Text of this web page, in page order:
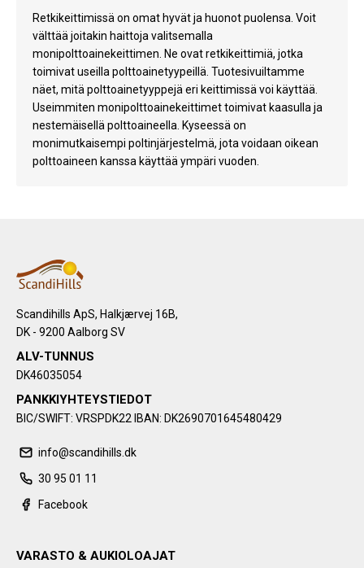
Retkikeittimissä on omat hyvät ja huonot puolensa. Voit
välttää joitakin haittoja valitsemalla
monipolttoainekeittimen. Ne ovat retkikeittimiä, jotka
toimivat useilla polttoainetyypeillä. Tuotesivuiltamme
näet, mitä polttoainetyyppejä eri keittimissä voi käyttää.
Useimmiten monipolttoainekeittimet toimivat kaasulla ja
nestemäisellä polttoaineella. Kyseessä on
monimutkaisempi poltinjärjestelmä, jota voidaan oikean
polttoaineen kanssa käyttää ympäri vuoden.
Scandihills ApS, Halkjærvej 16B,
DK - 9200 Aalborg SV
ALV-TUNNUS
DK46035054
PANKKIYHTEYSTIEDOT
BIC/SWIFT: VRSPDK22 IBAN: DK2690701645480429
info@scandihills.dk
30 95 01 11
Facebook
VARASTO & AUKIOLOAJAT